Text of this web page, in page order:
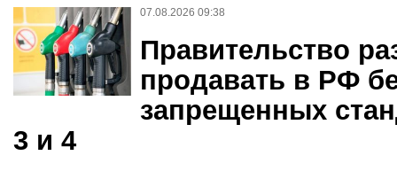
07.08.2026 09:38
Правительство
продавать в РФ
запрещенных
3 и 4